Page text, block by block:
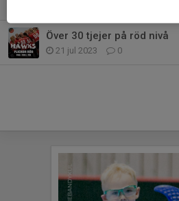
Över 30 tjejer på röd nivå
21 jul 2023 0